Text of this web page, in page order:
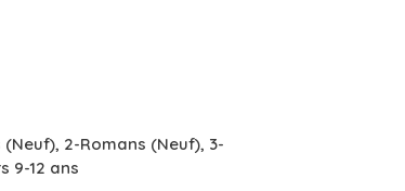
(Neuf), 2-Romans (Neuf), 3-
9-12 ans